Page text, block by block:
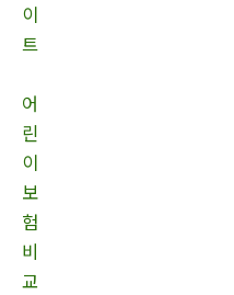
이
트
어
린
이
보
험
비
교